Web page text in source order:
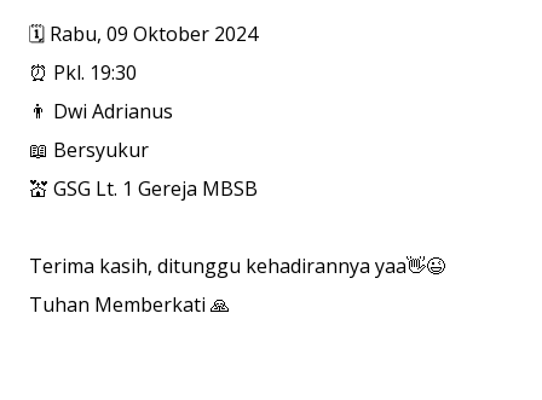
🗓 Rabu, 09 Oktober 2024
⏰ Pkl. 19:30
👨 Dwi Adrianus
📖 Bersyukur
💒 GSG Lt. 1 Gereja MBSB
Terima kasih, ditunggu kehadirannya yaa👋😉
Tuhan Memberkati 🙏